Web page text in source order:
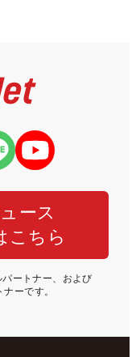
ース
こちら
ートナー、および
ーです。